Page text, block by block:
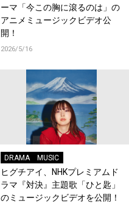
ーマ「今この胸に滾るのは」の
アニメミュージックビデオ公
開！
2026/5/16
DRAMA MUSIC
ヒグチアイ、NHKプレミアムド
ラマ『対決』主題歌「ひと匙」
のミュージックビデオを公開！